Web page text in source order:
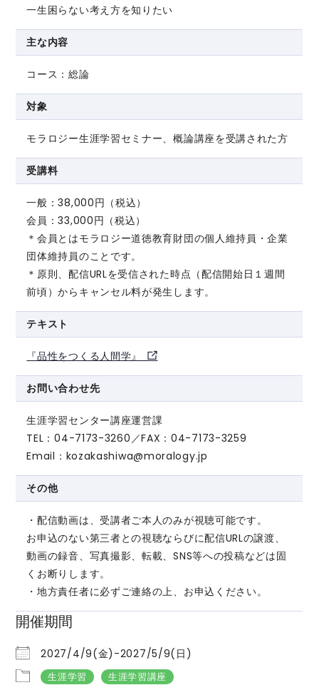
一生困らない考え方を知りたい
主な内容
コース：総論
対象
モラロジー生涯学習セミナー、概論講座を受講された方
受講料
一般：38,000円（税込）
会員：33,000円（税込）
＊会員とはモラロジー道徳教育財団の個人維持員・企業
団体維持員のことです。
＊原則、配信URLを受信された時点（配信開始日１週間
前頃）からキャンセル料が発生します。
テキスト
『品性をつくる人間学』
お問い合わせ先
生涯学習センター講座運営課
TEL：04-7173-3260／FAX：04-7173-3259
Email：kozakashiwa@moralogy.jp
その他
・配信動画は、受講者ご本人のみが視聴可能です。
お申込のない第三者との視聴ならびに配信URLの譲渡、
動画の録音、写真撮影、転載、SNS等への投稿などは固
くお断りします。
・地方責任者に必ずご連絡の上、お申込ください。
開催期間
2027/4/9(金)-2027/5/9(日)
生涯学習 生涯学習講座